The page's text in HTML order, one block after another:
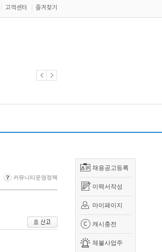
고객센터 즐겨찾기
채용공고등록
이력서작성
마이페이지
캐시충전
체불사업주
커뮤니티운영정책